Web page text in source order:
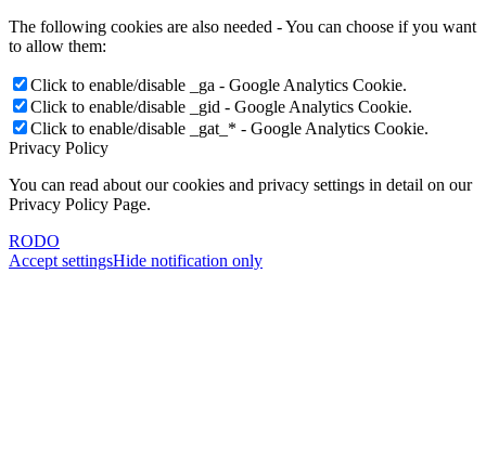
The following cookies are also needed - You can choose if you want
to allow them:
Click to enable/disable _ga - Google Analytics Cookie.
Click to enable/disable _gid - Google Analytics Cookie.
Click to enable/disable _gat_* - Google Analytics Cookie.
Privacy Policy
You can read about our cookies and privacy settings in detail on our
Privacy Policy Page.
RODO
Accept settingsHide notification only